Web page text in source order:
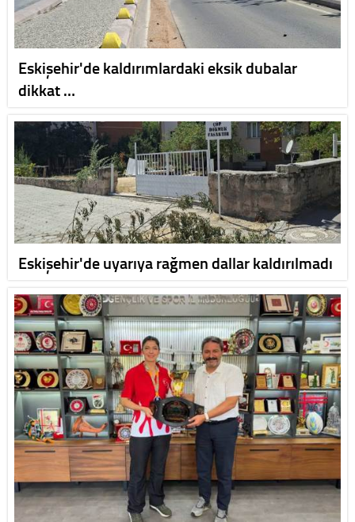
Eskişehir'de kaldırımlardaki eksik dubalar
dikkat …
Eskişehir'de uyarıya rağmen dallar kaldırılmadı